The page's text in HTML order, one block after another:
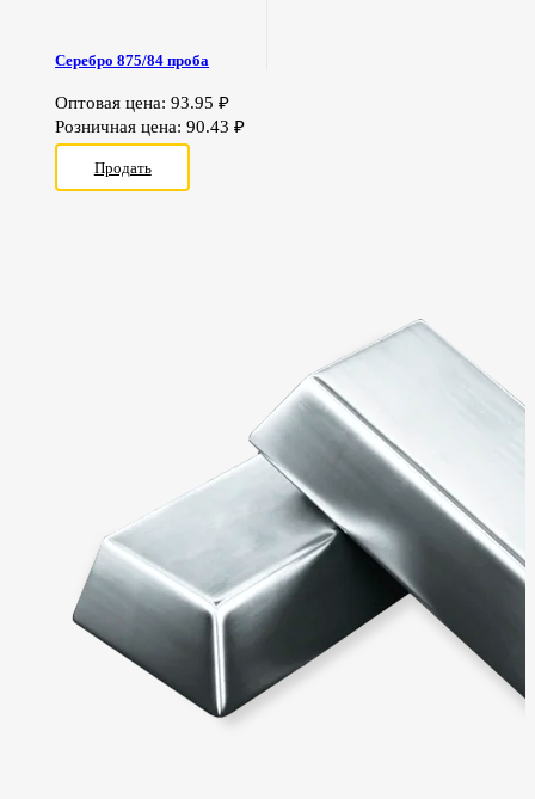
Серебро 875/84 проба
Оптовая цена: 93.95₽
Розничная цена:90.43₽
Продать